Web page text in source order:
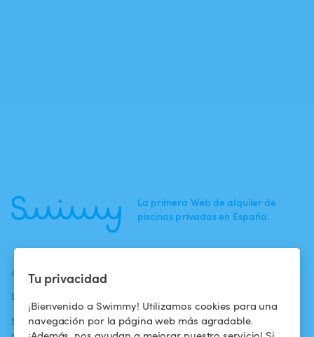
Tu privacidad
¡Bienvenido a Swimmy! Utilizamos cookies para una
navegación por la página web más agradable.
La primera Web de alquiler de
piscinas privadas en España.
ACTUALIDADES
Blog
Swimmy en los
Para los
Condiciones de